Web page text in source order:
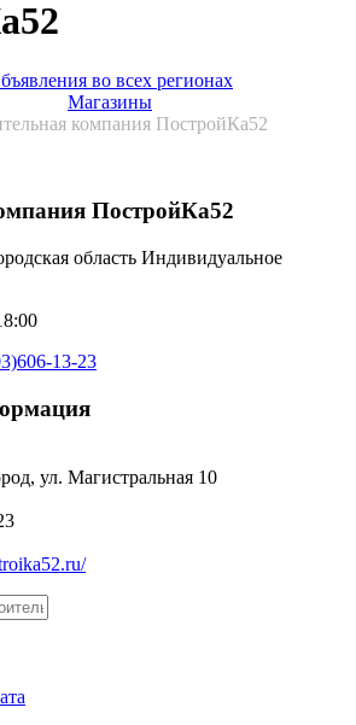
во всех регионах
Магазины
компания ПостройКа52
ПостройКа52
область Индивидуальное
13-23
ул. Магистральная 10